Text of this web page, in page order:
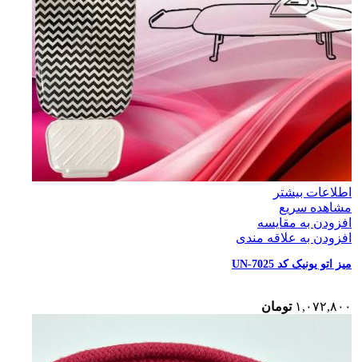
اطلاعات بیشتر
مشاهده سریع
افزودن به مقایسه
افزودن به علاقه مندی
میز اتو یونیک کد UN-7025
۱,۰۷۲,۸۰۰ تومان